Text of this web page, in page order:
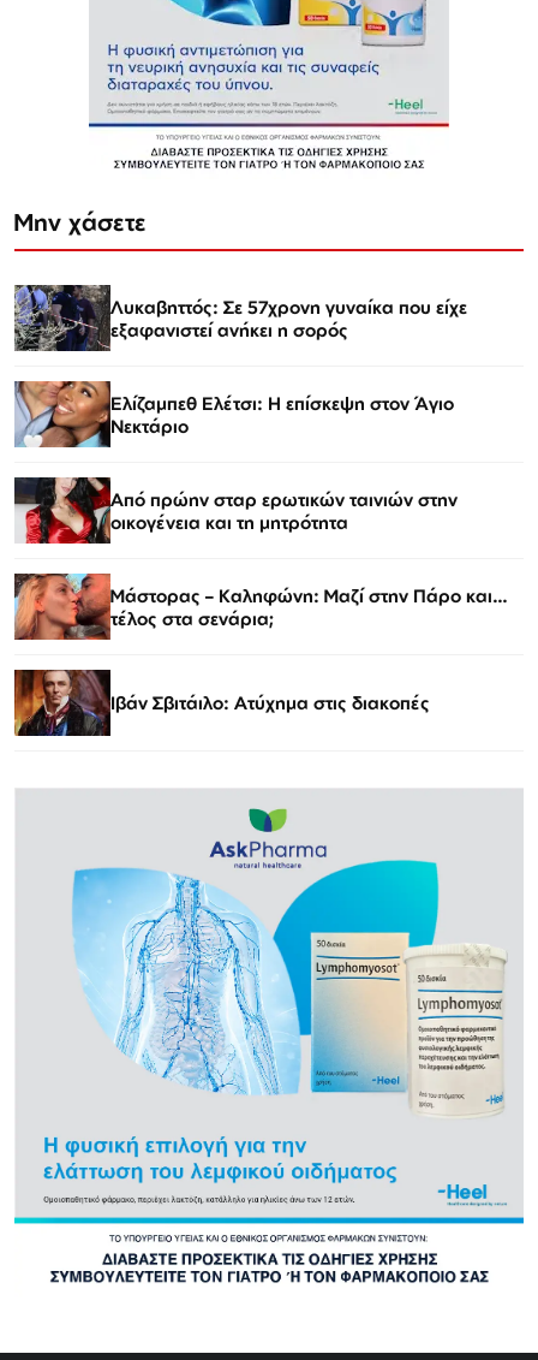
Μην χάσετε
Λυκαβηττός: Σε 57χρονη γυναίκα που είχε
εξαφανιστεί ανήκει η σορός
Ελίζαμπεθ Ελέτσι: Η επίσκεψη στον Άγιο
Νεκτάριο
Από πρώην σταρ ερωτικών ταινιών στην
οικογένεια και τη μητρότητα
Μάστορας – Καληφώνη: Μαζί στην Πάρο και…
τέλος στα σενάρια;
Ιβάν Σβιτάιλο: Ατύχημα στις διακοπές